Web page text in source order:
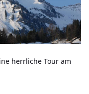
herrliche Tour am